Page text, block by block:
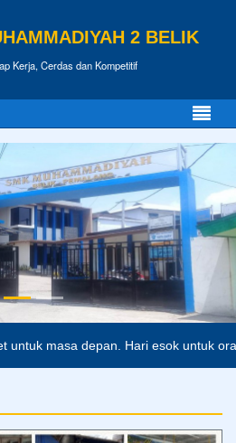
2 BELIK
Kerja, Cerdas dan Kompetitif
depan. Hari esok untuk orang-